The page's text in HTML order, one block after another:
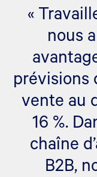
«
nous
prévisions
vente au
16 %.
chaîne
B2B,